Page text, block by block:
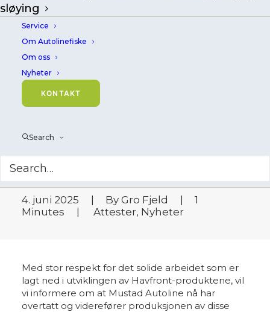
sløying
Service
Om Autolinefiske
Om oss
Nyheter
KONTAKT
Search
HAVFRONT LOPPA
100 - laget av
Mustad Autoline
4. juni 2025 ByGro Fjeld
1
Minutes
Attester, Nyheter
Med stor respekt for det solide arbeidet som er
lagt ned i utviklingen av Havfront-produktene, vil
vi informere om at Mustad Autoline nå har
overtatt og viderefører produksjonen av disse